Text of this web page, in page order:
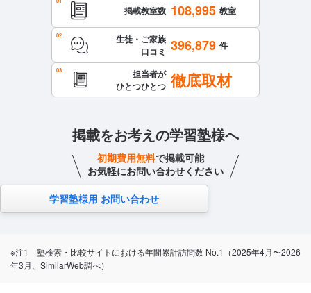
掲載教室数 108,995 教室
生徒・ご家族
口コミ 396,879 件
担当者が
ひとつひとつ 徹底取材
掲載をお考えの学習塾様へ
初期費用無料で掲載可能
お気軽にお問い合わせください
学習塾様用 お問い合わせ
※注1 塾検索・比較サイトにおける年間累計訪問数 No.1（2025年4月〜2026
年3月、SimilarWeb調べ）